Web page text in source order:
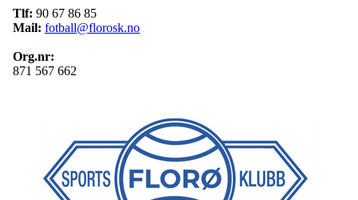
Tlf: 90 67 86 85
Mail: fotball@florosk.no
Org.nr:
871 567 662